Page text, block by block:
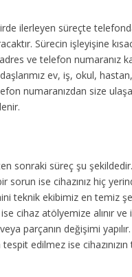
ilerleyen süreçte
Sürecin işleyişine
ve telefon numaranız
ev, iş, okul,
numaranızdan size
sonraki süreç şu şekildedir.
ise cihazınız hiç
teknik ekibimiz en temiz
cihaz atölyemize alınır ve
parçanın değişimi
edilmez ise cihazınızın